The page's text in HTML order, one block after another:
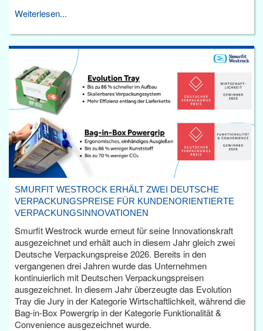
Weiterlesen...
SMURFIT WESTROCK ERHÄLT ZWEI DEUTSCHE
VERPACKUNGSPREISE FÜR KUNDENORIENTIERTE
VERPACKUNGSINNOVATIONEN
Smurfit Westrock wurde erneut für seine Innovationskraft
ausgezeichnet und erhält auch in diesem Jahr gleich zwei
Deutsche Verpackungspreise 2026. Bereits in den
vergangenen drei Jahren wurde das Unternehmen
kontinuierlich mit Deutschen Verpackungspreisen
ausgezeichnet. In diesem Jahr überzeugte das Evolution
Tray die Jury in der Kategorie Wirtschaftlichkeit, während die
Bag-in-Box Powergrip in der Kategorie Funktionalität &
Convenience ausgezeichnet wurde.